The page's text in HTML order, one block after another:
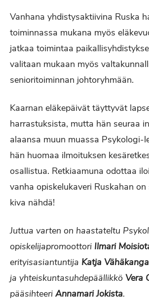
Vanhana yhdistysaktiivina Ruska
toiminnassa mukana myös
jatkaa toimintaa
valitaan mukaan myös
senioritoiminnan johtoryhmään.
Kaarnan eläkepäivät täyttyvät
harrastuksista, mutta hän seuraa
alaansa muun muassa Psykologi-
hän huomaa ilmoituksen
osallistua. Retkiaamuna odottaa
vanha opiskelukaveri Ruskahan on
kiva nähdä!
Juttua varten on haastateltu
opiskelijapromoottori Ilmari
erityisasiantuntija Katja
ja yhteiskuntasuhdepäällikkö Vera
pääsihteeri Annamari Jokista.